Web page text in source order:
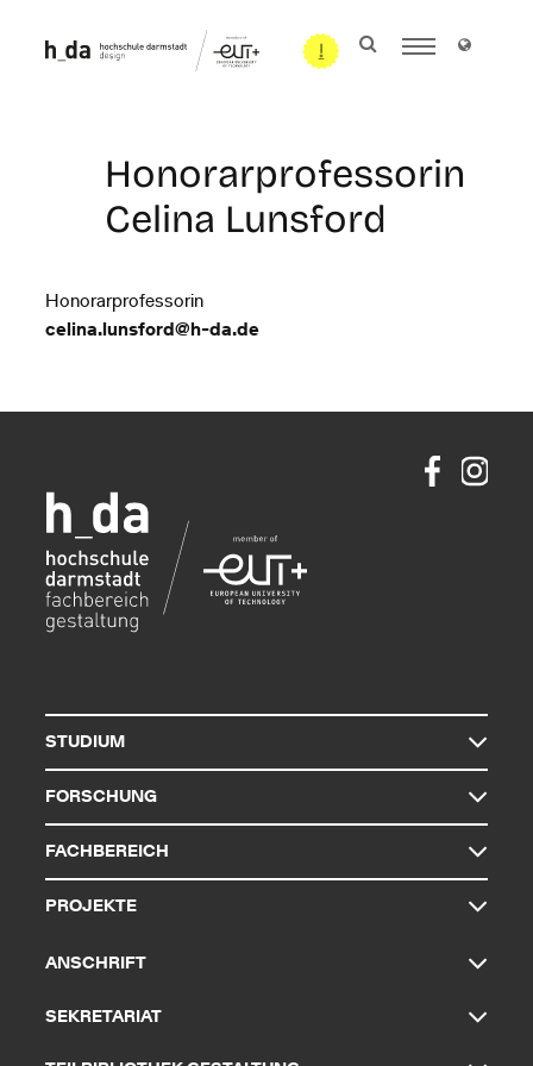
Honorarprofessorin
Celina Lunsford
Honorarprofessorin
celina.lunsford@h-da.de
STUDIUM
FORSCHUNG
FACHBEREICH
PROJEKTE
ANSCHRIFT
SEKRETARIAT